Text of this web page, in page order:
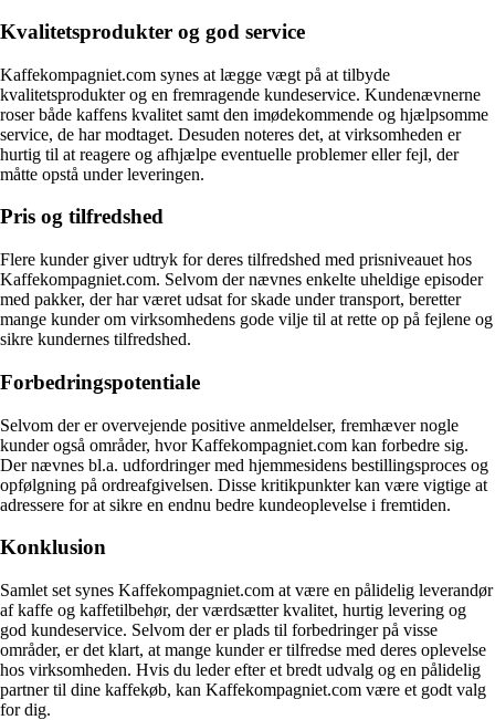
Kvalitetsprodukter og god service
Kaffekompagniet.com synes at lægge vægt på at tilbyde
kvalitetsprodukter og en fremragende kundeservice. Kundenævnerne
roser både kaffens kvalitet samt den imødekommende og hjælpsomme
service, de har modtaget. Desuden noteres det, at virksomheden er
hurtig til at reagere og afhjælpe eventuelle problemer eller fejl, der
måtte opstå under leveringen.
Pris og tilfredshed
Flere kunder giver udtryk for deres tilfredshed med prisniveauet hos
Kaffekompagniet.com. Selvom der nævnes enkelte uheldige episoder
med pakker, der har været udsat for skade under transport, beretter
mange kunder om virksomhedens gode vilje til at rette op på fejlene og
sikre kundernes tilfredshed.
Forbedringspotentiale
Selvom der er overvejende positive anmeldelser, fremhæver nogle
kunder også områder, hvor Kaffekompagniet.com kan forbedre sig.
Der nævnes bl.a. udfordringer med hjemmesidens bestillingsproces og
opfølgning på ordreafgivelsen. Disse kritikpunkter kan være vigtige at
adressere for at sikre en endnu bedre kundeoplevelse i fremtiden.
Konklusion
Samlet set synes Kaffekompagniet.com at være en pålidelig leverandør
af kaffe og kaffetilbehør, der værdsætter kvalitet, hurtig levering og
god kundeservice. Selvom der er plads til forbedringer på visse
områder, er det klart, at mange kunder er tilfredse med deres oplevelse
hos virksomheden. Hvis du leder efter et bredt udvalg og en pålidelig
partner til dine kaffekøb, kan Kaffekompagniet.com være et godt valg
for dig.